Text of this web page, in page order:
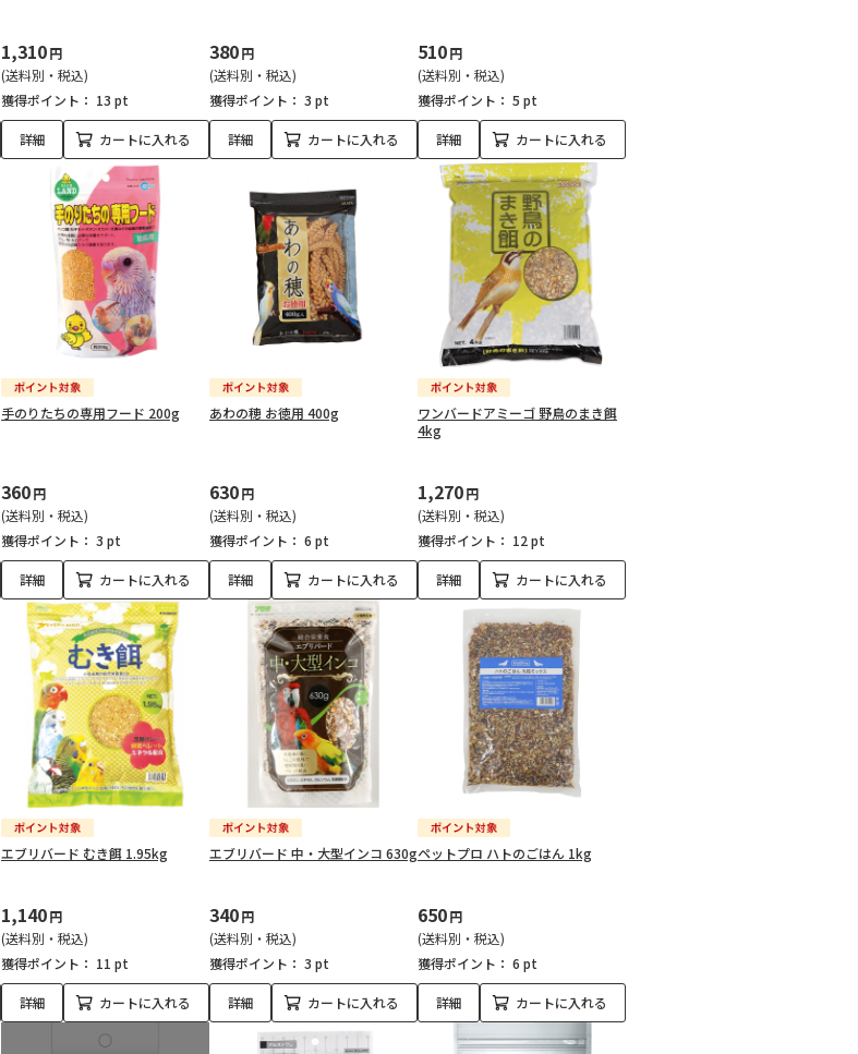
1,310円
(送料別・税込)
獲得ポイント： 13 pt
詳細 カートに入れる
380円
(送料別・税込)
獲得ポイント： 3 pt
詳細 カートに入れる
510円
(送料別・税込)
獲得ポイント： 5 pt
詳細 カートに入れる
手のりたちの専用フード 200g
360円
(送料別・税込)
獲得ポイント： 3 pt
詳細 カートに入れる
あわの穂 お徳用 400g
630円
(送料別・税込)
獲得ポイント： 6 pt
詳細 カートに入れる
ワンバードアミーゴ 野鳥のまき餌
4kg
1,270円
(送料別・税込)
獲得ポイント： 12 pt
詳細 カートに入れる
エブリバード むき餌 1.95kg
1,140円
(送料別・税込)
獲得ポイント： 11 pt
詳細 カートに入れる
エブリバード 中・大型インコ 630g
340円
(送料別・税込)
獲得ポイント： 3 pt
詳細 カートに入れる
ペットプロ ハトのごはん 1kg
650円
(送料別・税込)
獲得ポイント： 6 pt
詳細 カートに入れる